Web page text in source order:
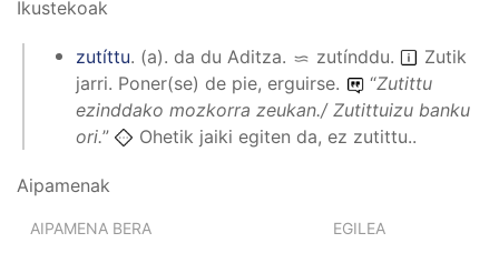
Ikustekoak
zutíttu. (a). da du Aditza. zutínddu.
Zutik
jarri. Poner(se) de pie, erguirse.
“Zutittu
ezinddako mozkorra zeukan./ Zutittuizu banku
ori.” Ohetik jaiki egiten da, ez zutittu..
Aipamenak
AIPAMENA BERA EGILEA